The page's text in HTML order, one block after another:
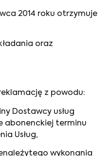
2014 roku otrzymuje
oraz
z powodu:
Dostawcy usług
abonenckiej terminu
Usług,
wykonania